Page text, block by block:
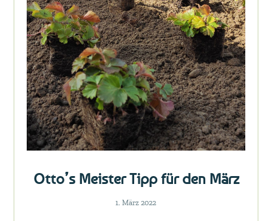
Otto’s Meister Tipp für den März
1. März 2022